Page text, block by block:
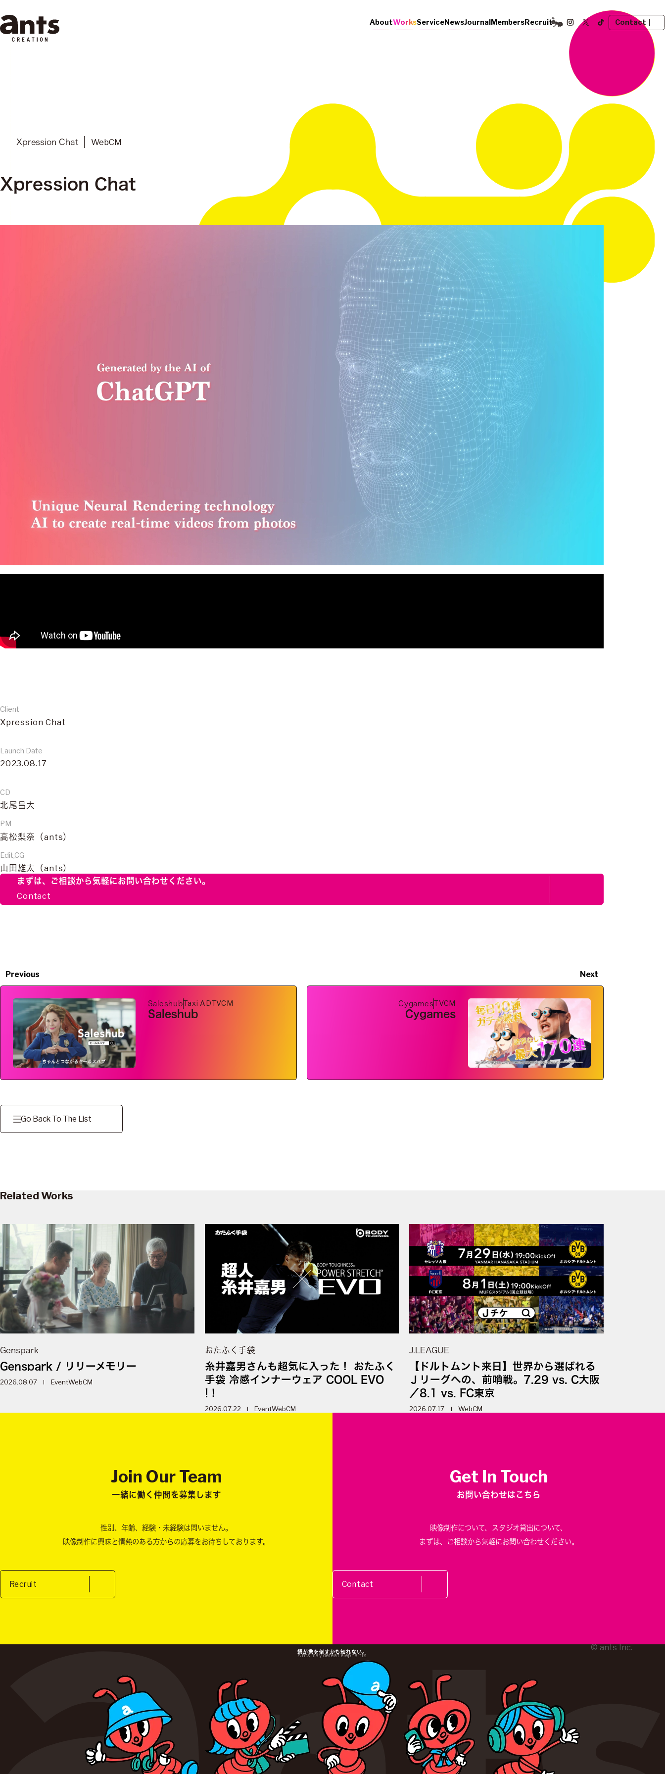
AboutWorksServiceNewsJournal MembersRecruit Contact
Xpression Chat WebCM
Xpression Chat
Client
Xpression Chat
Launch Date
2023.08.17
CD
北尾昌大
PM
高松梨奈（ants）
Edit,CG
山田雄太（ants）
まずは、ご相談から気軽にお問い合わせください。
Contact
Previous
SaleshubTaxi ADTVCM
Saleshub
Next
CygamesTVCM
Cygames
Go Back To The List
Related Works
Genspark
Genspark / リリーメモリー
2026.08.07 EventWebCM
おたふく手袋
糸井嘉男さんも超気に入った！ おたふく
手袋 冷感インナーウェア COOL EVO
!！
2026.07.22 EventWebCM
J.LEAGUE
【ドルトムント来日】世界から選ばれる
Ｊリーグへの、前哨戦。7.29 vs. C大阪
／8.1 vs. FC東京
2026.07.17 WebCM
Join Our Team
一緒に働く仲間を募集します
性別、年齢、経験・未経験は問いません。
映像制作に興味と情熱のある方からの応募をお待ちしております。
Recruit
Get In Touch
お問い合わせはこちら
映像制作について、
スタジオ貸出について、
まずは、
ご相談から気軽にお問い合わせください。
Contact
蟻が象を倒すかも知れない。
Ants may defeat elephants.
© ants Inc.